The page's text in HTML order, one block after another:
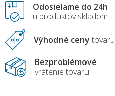
Odosielame do 24h
u produktov skladom
Výhodné ceny tovaru
Bezproblémové
vrátenie tovaru